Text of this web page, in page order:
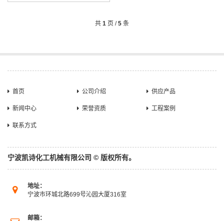
共 1 页 /5 条
首页 公司介绍 供应产品
新闻中心 荣誉资质 工程案例
联系方式
宁波凯诗化工机械有限公司 © 版权所有。
地址：
宁波市环城北路699号沁园大厦316室
邮箱：